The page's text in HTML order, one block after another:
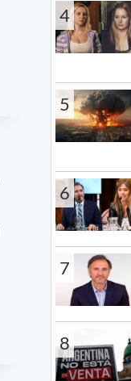
4
5
6
7
8